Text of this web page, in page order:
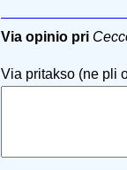
Via opinio pri
Via pritakso (ne pli